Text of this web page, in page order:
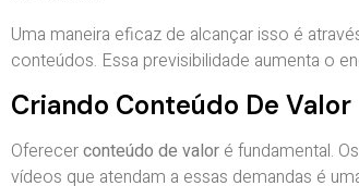
Uma maneira eficaz de alcançar isso é
conteúdos. Essa previsibilidade aumenta o
Criando Conteúdo De Valor
Oferecerconteúdo de valor é fundamental.
vídeos que atendam a essas demandas é